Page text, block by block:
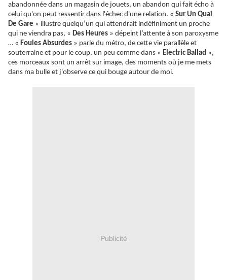
abandonnée dans un magasin de jouets, un abandon qui fait écho à
celui qu'on peut ressentir dans l'échec d'une relation. « Sur Un Quai
De Gare » illustre quelqu’un qui attendrait indéfiniment un proche
qui ne viendra pas, « Des Heures » dépeint l’attente à son paroxysme
… « Foules Absurdes » parle du métro, de cette vie parallèle et
souterraine et pour le coup, un peu comme dans « Electric Ballad »,
ces morceaux sont un arrêt sur image, des moments où je me mets
dans ma bulle et j'observe ce qui bouge autour de moi.
Publicité